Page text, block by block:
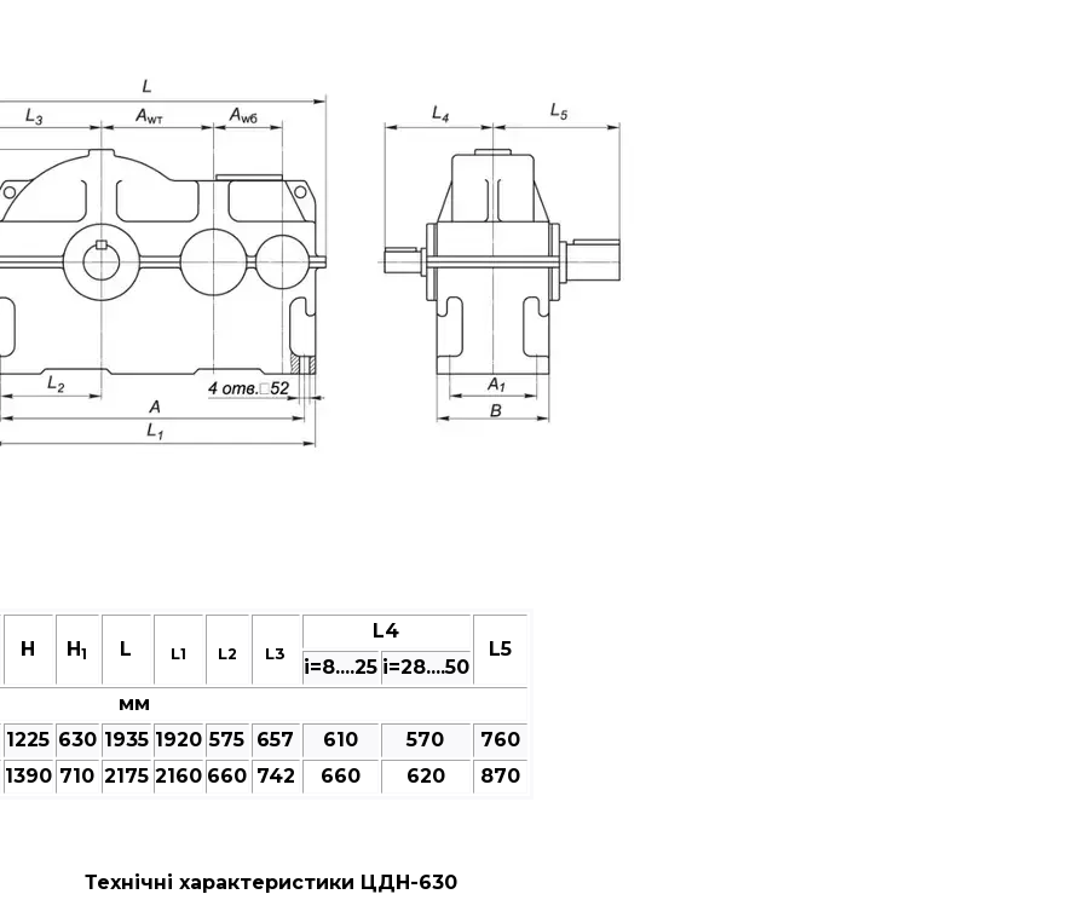
Н H 1 L L1 L2 L3
L4
L5
і=8....25 і=28....50
мм
1225 630 1935 1920 575 657 610 570
760
1390 710 2175 2160 660 742 660 620 870
Технічні характеристики ЦДН-630